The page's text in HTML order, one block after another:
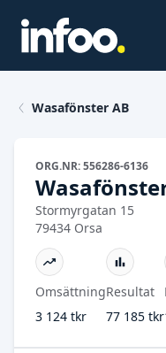
Wasafönster AB
ORG.NR: 556286-6136
Stormyrgatan 15
79434 Orsa
Omsättning
3 124 tkr
Resultat
77 185 tkr